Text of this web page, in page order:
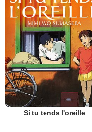
Si tu tends l'oreille